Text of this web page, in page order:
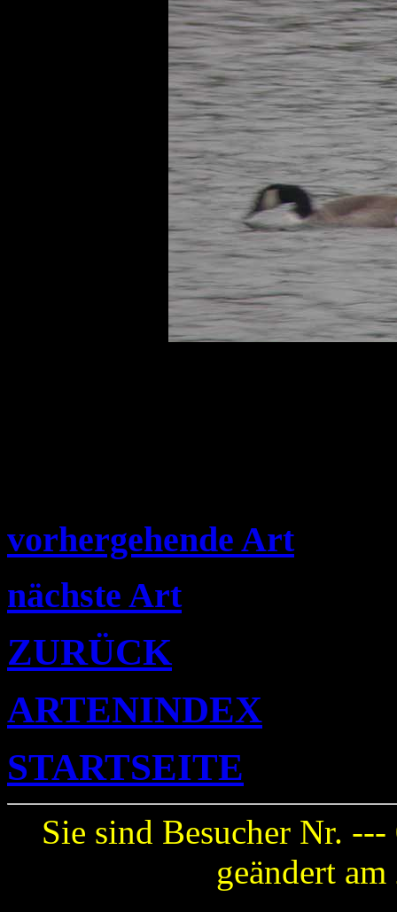
vorhergehende Art
nächste Art
ZURÜCK
ARTENINDEX
STARTSEITE
Sie sind Besucher Nr. ---
geändert